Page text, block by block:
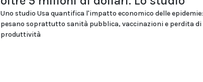
Uno studio Usa quantifica l'impatto economico delle epidemie:
pesano soprattutto sanità pubblica, vaccinazioni e perdita di
produttività